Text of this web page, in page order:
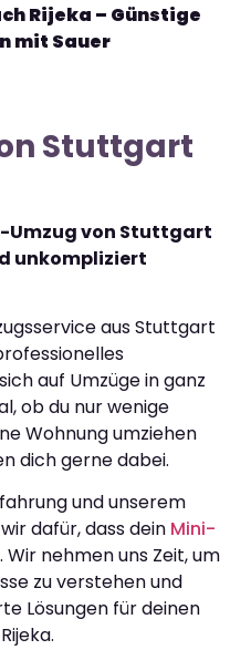
Rijeka – Günstige
mit Sauer
Stuttgart
Umzug von Stuttgart
unkompliziert
aus Stuttgart
auf Umzüge in ganz
ob du nur wenige
Wohnung umziehen
dich gerne dabei.
und unserem
dafür, dass dein Mini-
nehmen uns Zeit, um
zu verstehen und
Lösungen für deinen